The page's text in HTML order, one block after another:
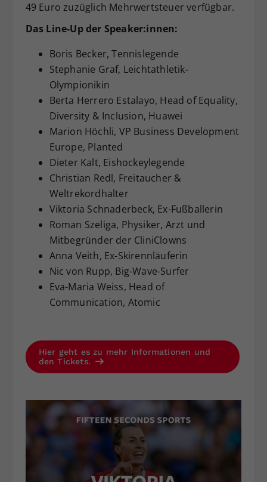
49 Euro zuzüglich Mehrwertsteuer verfügbar.
Das Line-Up der Speaker:innen:
Boris Becker, Tennislegende
Stephanie Graf, Leichtathletik-
Olympionikin
Berta Herrero Estalayo, Head of Equality,
Diversity & Inclusion, Huawei
Marion Höchli, VP Business Development
Europe, Planted
Dieter Kalt, Eishockeylegende
Christian Redl, Freitaucher &
Weltrekordhalter
Viktoria Schnaderbeck, Ex-Fußballerin
Roman Szeliga, Physiker, Arzt und
Mitbegründer der CliniClowns
Anna Veith, Ex-Skirennläuferin
Nic von Rupp, Big-Wave-Surfer
Eva-Maria Weiss, Head of
Communication, Atomic
Hier geht es zu mehr Informationen und
den Tickets.